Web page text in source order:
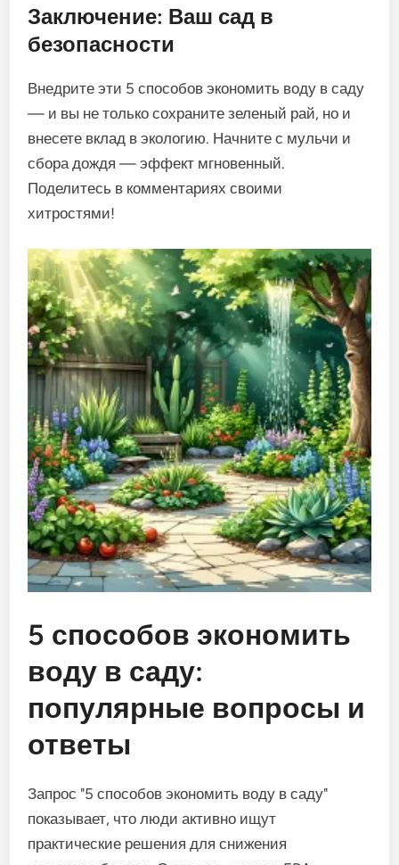
Заключение: Ваш сад в
безопасности
Внедрите эти 5 способов экономить воду в саду
— и вы не только сохраните зеленый рай, но и
внесете вклад в экологию. Начните с мульчи и
сбора дождя — эффект мгновенный.
Поделитесь в комментариях своими
хитростями!
5 способов экономить
воду в саду:
популярные вопросы и
ответы
Запрос "5 способов экономить воду в саду"
показывает, что люди активно ищут
практические решения для снижения